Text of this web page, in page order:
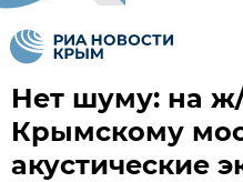
Нет шуму: на
Крымскому
акустические